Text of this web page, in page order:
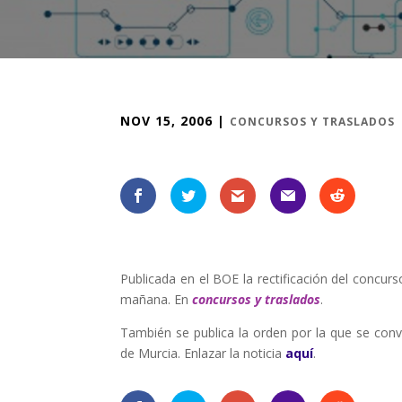
NOV 15, 2006 | CONCURSOS Y TRASLADOS
Publicada en el BOE la rectificación del
mañana. Enconcursos y traslados.
También se publica la orden por la que se
de Murcia. Enlazar la noticia aquí.